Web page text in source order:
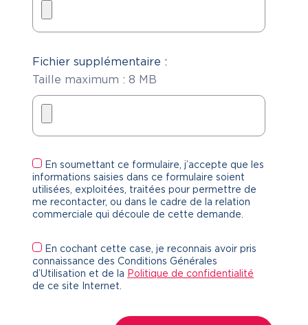
Fichier supplémentaire :
Taille maximum : 8 MB
En soumettant ce formulaire, j’accepte que les
informations saisies dans ce formulaire soient
utilisées, exploitées, traitées pour permettre de
me recontacter, ou dans le cadre de la relation
commerciale qui découle de cette demande.
En cochant cette case, je reconnais avoir pris
connaissance des Conditions Générales
d’Utilisation et de la Politique de confidentialité
de ce site Internet.